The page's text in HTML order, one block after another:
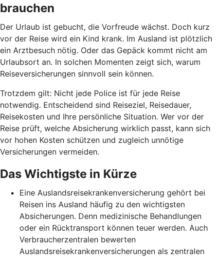
brauchen
Der Urlaub ist gebucht, die Vorfreude wächst. Doch kurz
vor der Reise wird ein Kind krank. Im Ausland ist plötzlich
ein Arztbesuch nötig. Oder das Gepäck kommt nicht am
Urlaubsort an. In solchen Momenten zeigt sich, warum
Reiseversicherungen sinnvoll sein können.
Trotzdem gilt: Nicht jede Police ist für jede Reise
notwendig. Entscheidend sind Reiseziel, Reisedauer,
Reisekosten und Ihre persönliche Situation. Wer vor der
Reise prüft, welche Absicherung wirklich passt, kann sich
vor hohen Kosten schützen und zugleich unnötige
Versicherungen vermeiden.
Das Wichtigste in Kürze
Eine Auslandsreisekrankenversicherung gehört bei
Reisen ins Ausland häufig zu den wichtigsten
Absicherungen. Denn medizinische Behandlungen
oder ein Rücktransport können teuer werden. Auch
Verbraucherzentralen bewerten
Auslandsreisekrankenversicherungen als zentralen